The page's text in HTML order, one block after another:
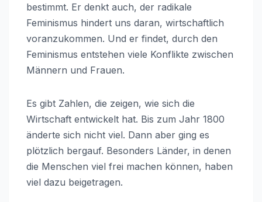
bestimmt. Er denkt auch, der radikale
Feminismus hindert uns daran, wirtschaftlich
voranzukommen. Und er findet, durch den
Feminismus entstehen viele Konflikte zwischen
Männern und Frauen.
Es gibt Zahlen, die zeigen, wie sich die
Wirtschaft entwickelt hat. Bis zum Jahr 1800
änderte sich nicht viel. Dann aber ging es
plötzlich bergauf. Besonders Länder, in denen
die Menschen viel frei machen können, haben
viel dazu beigetragen.